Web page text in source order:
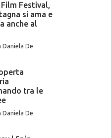
Festival,
si ama e
anche al
Daniela De
tra le
Daniela De